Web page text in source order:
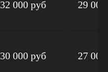
32 000 руб 29
30 000 руб 27